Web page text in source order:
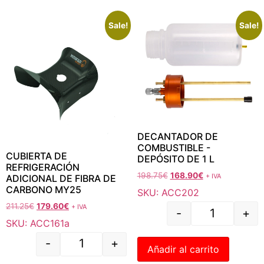
Sale!
CUBIERTA DE
REFRIGERACIÓN
ADICIONAL DE FIBRA DE
CARBONO MY25
211.25€ 179.60€ + IVA
SKU: ACC161a
- +
Sale!
DECANTADOR DE
COMBUSTIBLE -
DEPÓSITO DE 1 L
198.75€ 168.90€ + IVA
SKU: ACC202
- +
Añadir al carrito